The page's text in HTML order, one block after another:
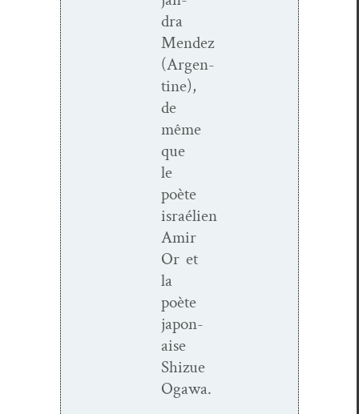
dra
Mendez
(Argen­
tine),
de
même
que
le
poète
israélien
Amir
Or et
la
poète
japon­
aise
Shizue
Ogawa.